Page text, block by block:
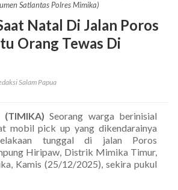
Satlantas Polres Mimika)
Natal Di Jalan Poros
Orang Tewas Di
Salam Papua
(TIMIKA) Seorang warga berinisial
mobil pick up yang dikendarainya
tunggal di jalan Poros
Hiripaw, Distrik Mimika Timur,
Kamis (25/12/2025), sekira pukul